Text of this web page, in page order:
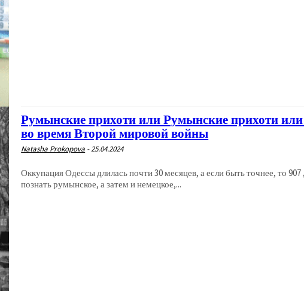
Румынские прихоти или Румынские прихоти
во время Второй мировой войны
Natasha Prokopova -25.04.2024
Оккупация Одессы длилась почти 30 месяцев, а если быть точнее, то
познать румынское, а затем и немецкое,...